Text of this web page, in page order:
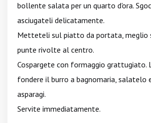
bollente salata per un quarto d'ora.
asciugateli delicatamente.
Metteteli sul piatto da portata, meglio
punte rivolte al centro.
Cospargete con formaggio grattugiato.
fondere il burro a bagnomaria, salatelo
asparagi.
Servite immediatamente.